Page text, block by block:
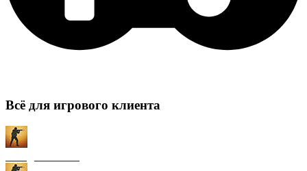
Всё для игрового клиента